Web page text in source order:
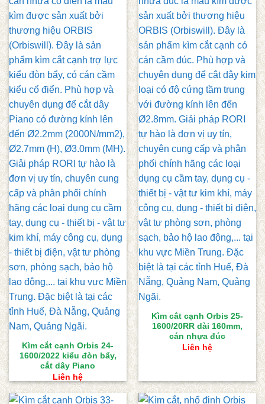
Kìm cắt cạnh Orbis 24-
1600/2022 kiểu đòn bẩy,
cắt dây Piano
Liên hệ
Kìm cắt cạnh Orbis 25-
1600/20RR dài 160mm,
cán nhựa đúc
Liên hệ